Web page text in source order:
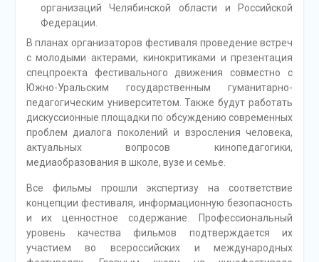
организаций Челябинской области и Российской
Федерации.
В планах организаторов фестиваля проведение встреч
с молодыми актерами, кинокритиками и презентация
спецпроекта фестивального движения совместно с
Южно-Уральским государственным гуманитарно-
педагогическим университетом. Также будут работать
дискуссионные площадки по обсуждению современных
проблем диалога поколений и взросления человека,
актуальных вопросов кинопедагогики,
медиаобразования в школе, вузе и семье.
Все фильмы прошли экспертизу на соответствие
концепции фестиваля, информационную безопасность
и их ценностное содержание. Профессиональный
уровень качества фильмов подтверждается их
участием во всероссийских и международных